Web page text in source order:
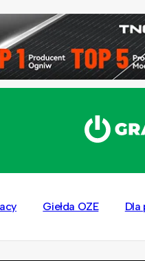
Giełda OZE Dla